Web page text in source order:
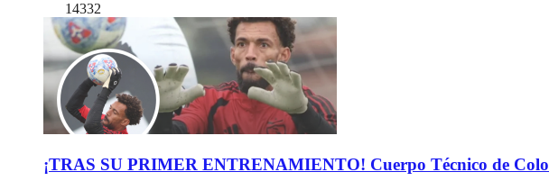
14332
¡TRAS SU PRIMER ENTRENAMIENTO! Cuerpo Técnico de